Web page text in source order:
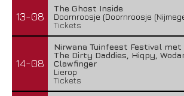
13-08
The Ghost Inside
Doornroosje (Doornroosje
Tickets
14-08
Nirwana Tuinfeest Festival met
The Dirty Daddies, Hiqpy,
Clawfinger
Lierop
Tickets